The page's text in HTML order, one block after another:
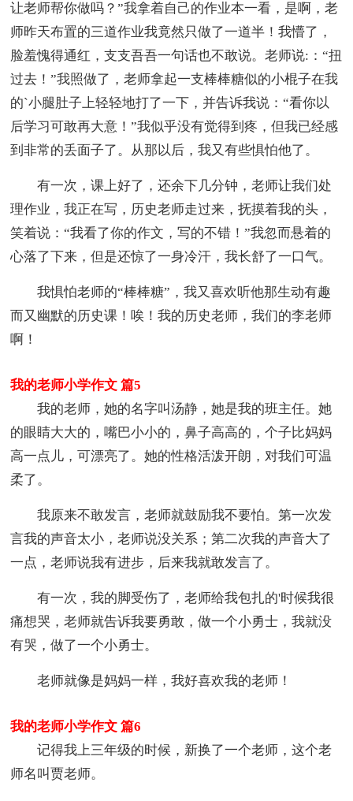
让老师帮你做吗？”我拿着自己的作业本一看，是啊，老
师昨天布置的三道作业我竟然只做了一道半！我懵了，
脸羞愧得通红，支支吾吾一句话也不敢说。老师说:：“扭
过去！”我照做了，老师拿起一支棒棒糖似的小棍子在我
的`小腿肚子上轻轻地打了一下，并告诉我说：“看你以
后学习可敢再大意！”我似乎没有觉得到疼，但我已经感
到非常的丢面子了。从那以后，我又有些惧怕他了。
有一次，课上好了，还余下几分钟，老师让我们处
理作业，我正在写，历史老师走过来，抚摸着我的头，
笑着说：“我看了你的作文，写的不错！”我忽而悬着的
心落了下来，但是还惊了一身冷汗，我长舒了一口气。
我惧怕老师的“棒棒糖”，我又喜欢听他那生动有趣
而又幽默的历史课！唉！我的历史老师，我们的李老师
啊！
我的老师小学作文 篇5
我的老师，她的名字叫汤静，她是我的班主任。她
的眼睛大大的，嘴巴小小的，鼻子高高的，个子比妈妈
高一点儿，可漂亮了。她的性格活泼开朗，对我们可温
柔了。
我原来不敢发言，老师就鼓励我不要怕。第一次发
言我的声音太小，老师说没关系；第二次我的声音大了
一点，老师说我有进步，后来我就敢发言了。
有一次，我的脚受伤了，老师给我包扎的'时候我很
痛想哭，老师就告诉我要勇敢，做一个小勇士，我就没
有哭，做了一个小勇士。
老师就像是妈妈一样，我好喜欢我的老师！
我的老师小学作文 篇6
记得我上三年级的时候，新换了一个老师，这个老
师名叫贾老师。